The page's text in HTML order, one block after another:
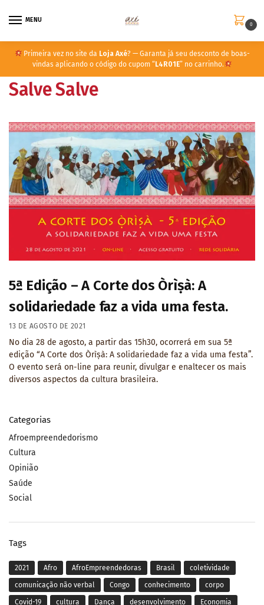
MENU
0
Primeira vez no site da Loja Axé? — Garanta já seu desconto de boas-
vindas aplicando o código do cupom “ L4R01E” no carrinho.
Salve Salve
5ª Edição – A Corte dos Òrìṣà: A
solidariedade faz a vida uma festa.
13 DE AGOSTO DE 2021
No dia 28 de agosto, a partir das 15h30, ocorrerá em sua 5ª
edição “A Corte dos Òrìṣà: A solidariedade faz a vida uma festa”.
O evento será on-line para reunir, divulgar e enaltecer os mais
diversos aspectos da cultura brasileira.
Categorias
Afroempreendedorismo
Cultura
Opinião
Saúde
Social
Tags
2021 Afro AfroEmpreendedoras Brasil coletividade
comunicação não verbal Congo conhecimento corpo
Covid-19 cultura Dança desenvolvimento Economia